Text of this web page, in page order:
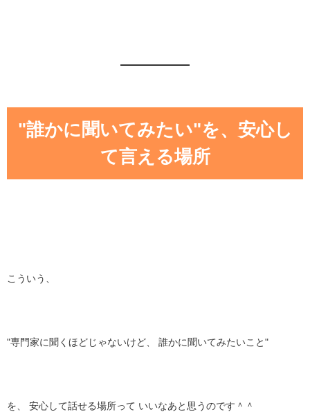
"誰かに聞いてみたい"を、安心し
て言える場所
こういう、
"専門家に聞くほどじゃないけど、 誰かに聞いてみたいこと"
を、 安心して話せる場所って いいなあと思うのです＾＾